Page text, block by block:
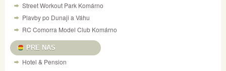
Street Workout Park Komárno
Plavby po Dunaji a Váhu
RC Comorra Model Club Komárno
PRE NAS
Hotel & Pension